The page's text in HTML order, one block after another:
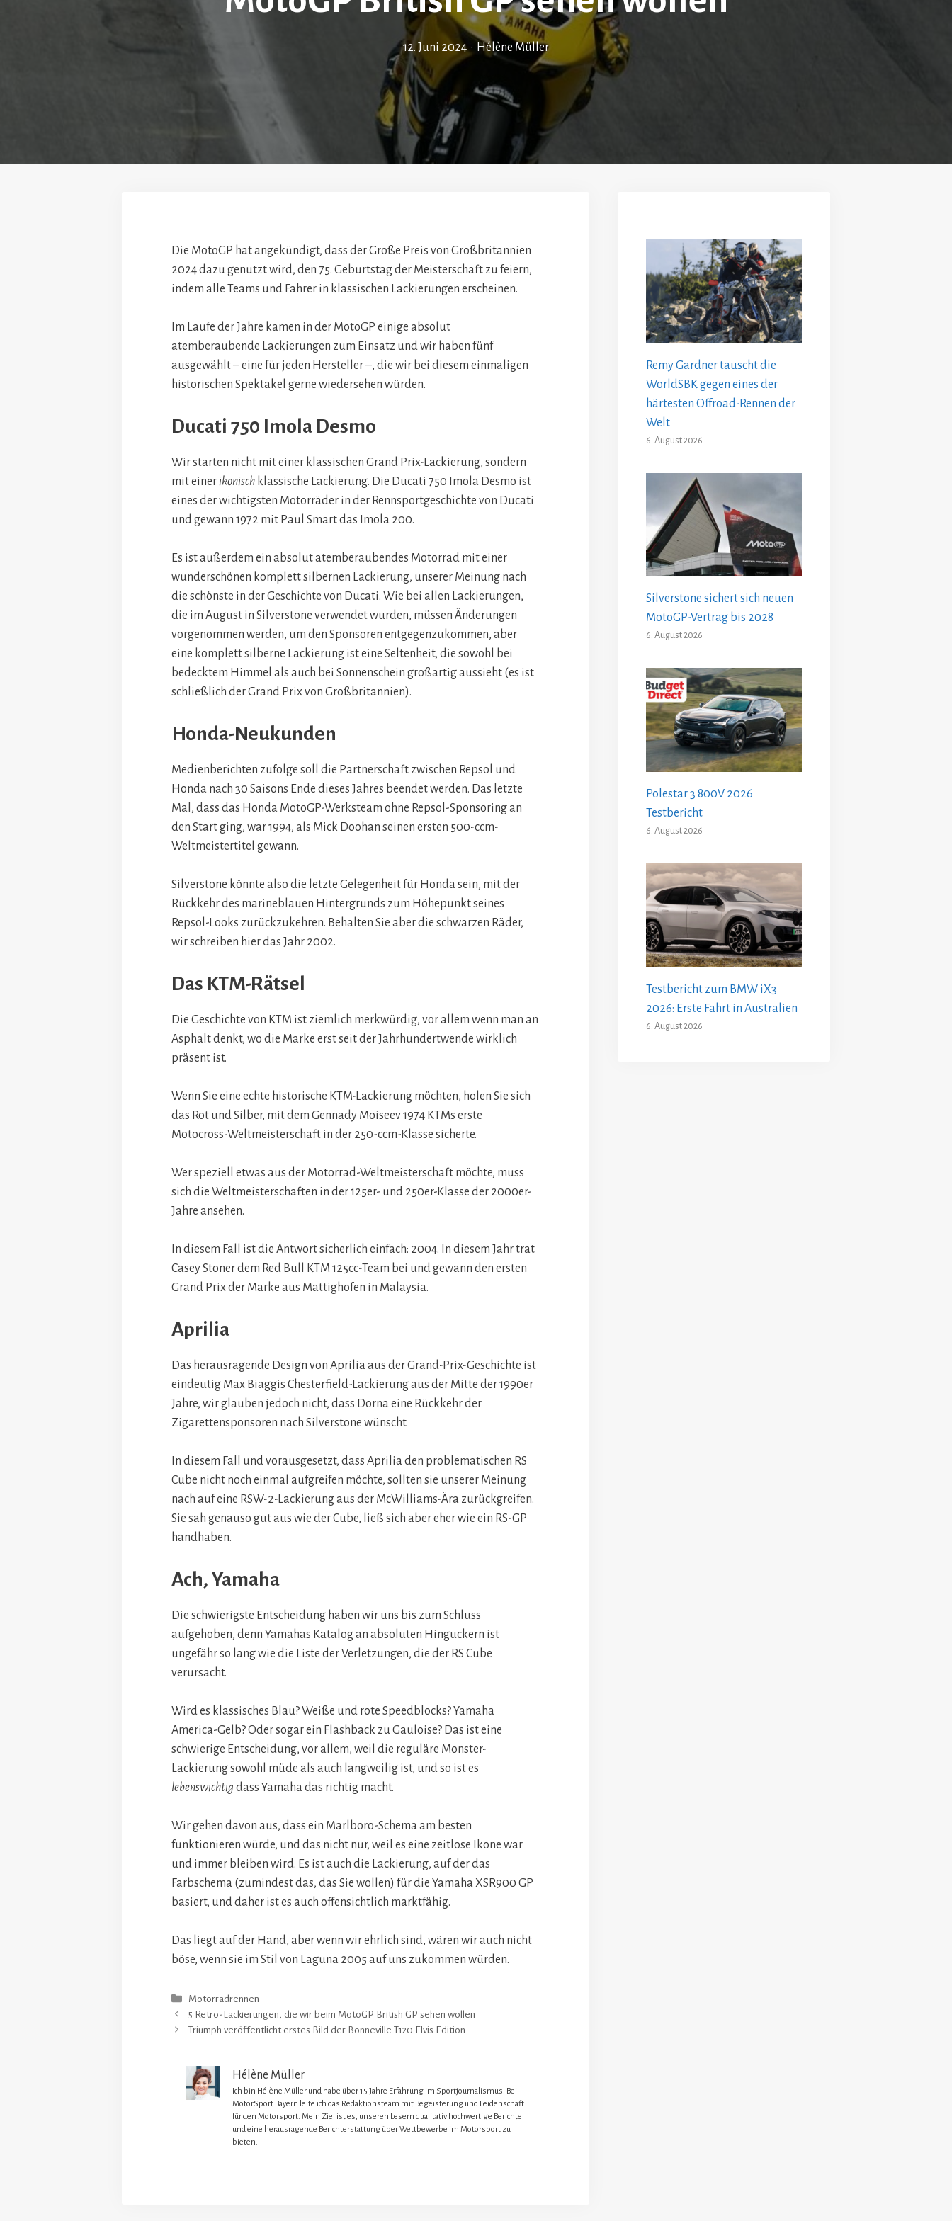
12. Juni 2024 • Hélène Müller
Die MotoGP hat angekündigt, dass der Große Preis von Großbritannien
2024 dazu genutzt wird, den 75. Geburtstag der Meisterschaft zu feiern,
indem alle Teams und Fahrer in klassischen Lackierungen erscheinen.
Im Laufe der Jahre kamen in der MotoGP einige absolut
atemberaubende Lackierungen zum Einsatz und wir haben fünf
ausgewählt – eine für jeden Hersteller –, die wir bei diesem einmaligen
historischen Spektakel gerne wiedersehen würden.
Ducati 750 Imola Desmo
Wir starten nicht mit einer klassischen Grand Prix-Lackierung, sondern
mit einer ikonisch klassische Lackierung. Die Ducati 750 Imola Desmo ist
eines der wichtigsten Motorräder in der Rennsportgeschichte von Ducati
und gewann 1972 mit Paul Smart das Imola 200.
Es ist außerdem ein absolut atemberaubendes Motorrad mit einer
wunderschönen komplett silbernen Lackierung, unserer Meinung nach
die schönste in der Geschichte von Ducati. Wie bei allen Lackierungen,
die im August in Silverstone verwendet wurden, müssen Änderungen
vorgenommen werden, um den Sponsoren entgegenzukommen, aber
eine komplett silberne Lackierung ist eine Seltenheit, die sowohl bei
bedecktem Himmel als auch bei Sonnenschein großartig aussieht (es ist
schließlich der Grand Prix von Großbritannien).
Honda-Neukunden
Medienberichten zufolge soll die Partnerschaft zwischen Repsol und
Honda nach 30 Saisons Ende dieses Jahres beendet werden. Das letzte
Mal, dass das Honda MotoGP-Werksteam ohne Repsol-Sponsoring an
den Start ging, war 1994, als Mick Doohan seinen ersten 500-ccm-
Weltmeistertitel gewann.
Silverstone könnte also die letzte Gelegenheit für Honda sein, mit der
Rückkehr des marineblauen Hintergrunds zum Höhepunkt seines
Repsol-Looks zurückzukehren. Behalten Sie aber die schwarzen Räder,
wir schreiben hier das Jahr 2002.
Das KTM-Rätsel
Die Geschichte von KTM ist ziemlich merkwürdig, vor allem wenn man an
Asphalt denkt, wo die Marke erst seit der Jahrhundertwende wirklich
präsent ist.
Wenn Sie eine echte historische KTM-Lackierung möchten, holen Sie sich
das Rot und Silber, mit dem Gennady Moiseev 1974 KTMs erste
Motocross-Weltmeisterschaft in der 250-ccm-Klasse sicherte.
Wer speziell etwas aus der Motorrad-Weltmeisterschaft möchte, muss
sich die Weltmeisterschaften in der 125er- und 250er-Klasse der 2000er-
Jahre ansehen.
In diesem Fall ist die Antwort sicherlich einfach: 2004. In diesem Jahr trat
Casey Stoner dem Red Bull KTM 125cc-Team bei und gewann den ersten
Grand Prix der Marke aus Mattighofen in Malaysia.
Aprilia
Das herausragende Design von Aprilia aus der Grand-Prix-Geschichte ist
eindeutig Max Biaggis Chesterfield-Lackierung aus der Mitte der 1990er
Jahre, wir glauben jedoch nicht, dass Dorna eine Rückkehr der
Zigarettensponsoren nach Silverstone wünscht.
In diesem Fall und vorausgesetzt, dass Aprilia den problematischen RS
Cube nicht noch einmal aufgreifen möchte, sollten sie unserer Meinung
nach auf eine RSW-2-Lackierung aus der McWilliams-Ära zurückgreifen.
Sie sah genauso gut aus wie der Cube, ließ sich aber eher wie ein RS-GP
handhaben.
Ach, Yamaha
Die schwierigste Entscheidung haben wir uns bis zum Schluss
aufgehoben, denn Yamahas Katalog an absoluten Hinguckern ist
ungefähr so ​​lang wie die Liste der Verletzungen, die der RS ​​Cube
verursacht.
Wird es klassisches Blau? Weiße und rote Speedblocks? Yamaha
America-Gelb? Oder sogar ein Flashback zu Gauloise? Das ist eine
schwierige Entscheidung, vor allem, weil die reguläre Monster-
Lackierung sowohl müde als auch langweilig ist, und so ist es
lebenswichtig dass Yamaha das richtig macht.
Wir gehen davon aus, dass ein Marlboro-Schema am besten
funktionieren würde, und das nicht nur, weil es eine zeitlose Ikone war
und immer bleiben wird. Es ist auch die Lackierung, auf der das
Farbschema (zumindest das, das Sie wollen) für die Yamaha XSR900 GP
basiert, und daher ist es auch offensichtlich marktfähig.
Das liegt auf der Hand, aber wenn wir ehrlich sind, wären wir auch nicht
böse, wenn sie im Stil von Laguna 2005 auf uns zukommen würden.
Kategorien
Motorradrennen
5 Retro-Lackierungen, die wir beim MotoGP British GP sehen wollen
Triumph veröffentlicht erstes Bild der Bonneville T120 Elvis Edition
Hélène Müller
Ich bin Hélène Müller und habe über 15 Jahre Erfahrung im Sportjournalismus. Bei
MotorSport Bayern leite ich das Redaktionsteam mit Begeisterung und Leidenschaft
für den Motorsport. Mein Ziel ist es, unseren Lesern qualitativ hochwertige Berichte
und eine herausragende Berichterstattung über Wettbewerbe im Motorsport zu
bieten.
Remy Gardner tauscht die
WorldSBK gegen eines der
härtesten Offroad-Rennen der
Welt
6. August 2026
Silverstone sichert sich neuen
MotoGP-Vertrag bis 2028
6. August 2026
Polestar 3 800V 2026
Testbericht
6. August 2026
Testbericht zum BMW iX3
2026: Erste Fahrt in Australien
6. August 2026